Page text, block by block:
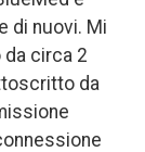
di nuovi. Mi
circa 2
da